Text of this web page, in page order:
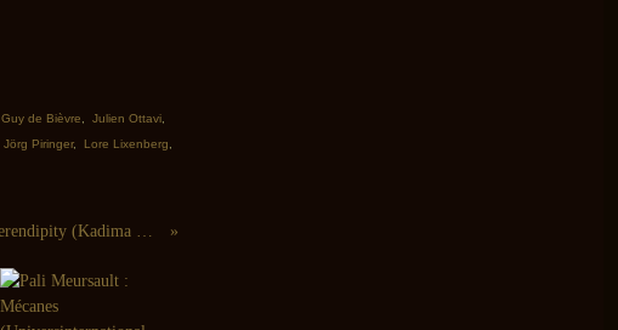
Guy de Bièvre Julien Ottavi
Jörg Piringer, Lore Lixenberg
JC Jones, Raphaël Saint-Rémy : Serendipity (Kadima Collective, 2016)